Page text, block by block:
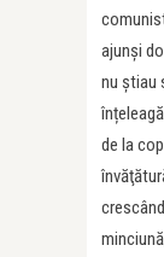
ajunși
nu știau
de la